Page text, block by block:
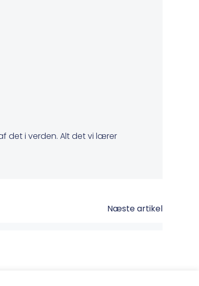
det i verden. Alt det vi lærer
Næste artikel